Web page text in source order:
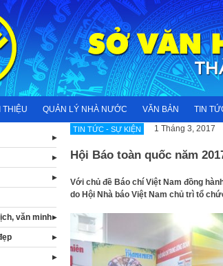
THIỆU QUẢN LÝ NHÀ NƯỚC VĂN BẢN TIN
TIN TỨC - SỰ KIỆN 1 Tháng 3, 2017
Hội Báo toàn quốc năm
Với chủ đề Báo chí Việt Nam đồng
do Hội Nhà báo Việt Nam chủ trì tổ
văn minh